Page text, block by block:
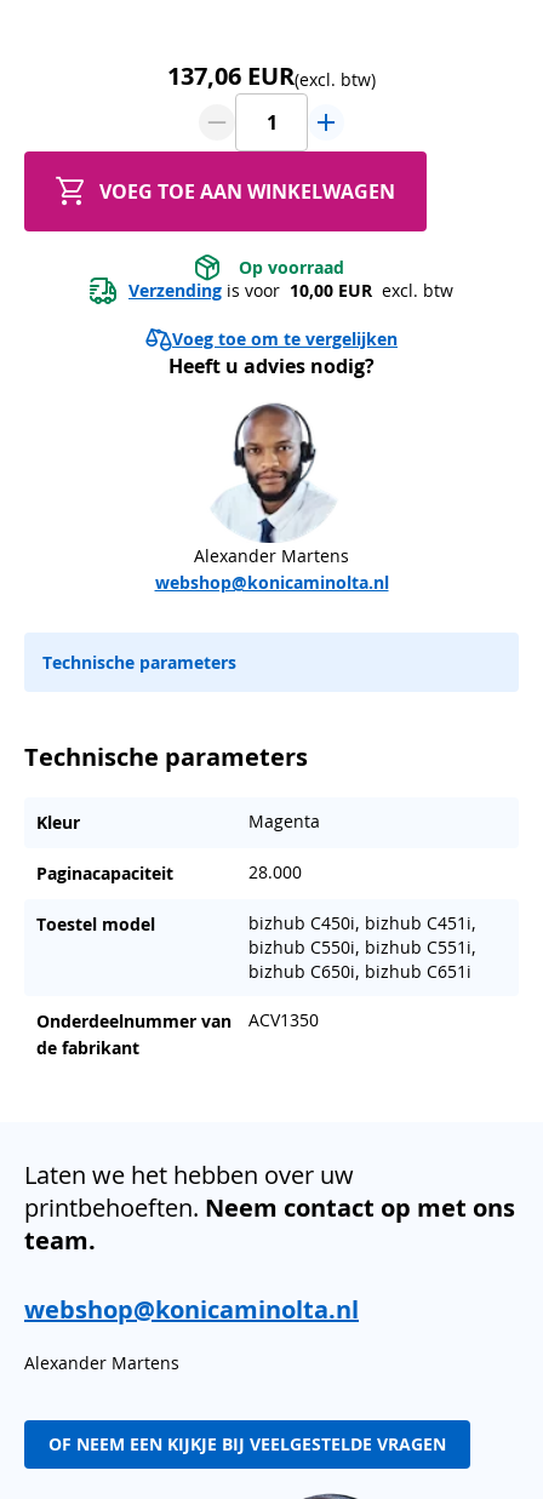
137,06 EUR(excl. btw)
VOEG TOE AAN WINKELWAGEN
Op voorraad
Verzending is voor 10,00 EUR excl. btw
Voeg toe om te vergelijken
Heeft u advies nodig?
Alexander Martens
webshop@konicaminolta.nl
Technische parameters
Technische parameters
Kleur Magenta
Paginacapaciteit 28.000
Toestel model
bizhub C450i, bizhub C451i,
bizhub C550i, bizhub C551i,
bizhub C650i, bizhub C651i
Onderdeelnummer van
de fabrikant
ACV1350
Laten we het hebben over uw
printbehoeften. Neem contact op met ons
team.
webshop@konicaminolta.nl
Alexander Martens
OF NEEM EEN KIJKJE BIJ VEELGESTELDE VRAGEN